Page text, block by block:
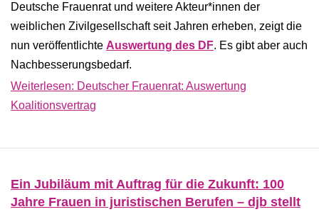
Deutsche Frauenrat und weitere Akteur*innen der
weiblichen Zivilgesellschaft seit Jahren erheben, zeigt die
nun veröffentlichte Auswertung des DF. Es gibt aber auch
Nachbesserungsbedarf.
Weiterlesen: Deutscher Frauenrat: Auswertung
Koalitionsvertrag
Ein Jubiläum mit Auftrag für die Zukunft: 100
Jahre Frauen in juristischen Berufen – djb stellt